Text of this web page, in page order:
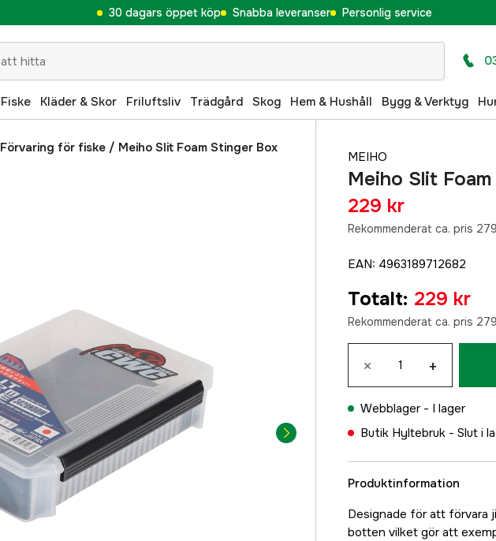
30 dagars öppet köp Snabba leveranser Personlig service
Fiske Kläder & Skor Friluftsliv Trädgård Skog Hem & Hushåll Bygg & Verktyg
Förvaring för fiske / Meiho Slit Foam Stinger Box
MEIHO
Meiho Slit
229 kr
Rekommenderat ca. pris
EAN: 4963189712682
Totalt: 229 kr
Rekommenderat ca. pris
× +
Webblager - I lager
Butik Hyltebruk - Slut i
Produktinformation
Designade för att förvara
botten vilket gör att